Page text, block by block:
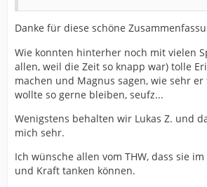
Danke für diese schöne
Wie konnten hinterher noch mit vielen
allen, weil die Zeit so knapp war) tolle
machen und Magnus sagen, wie sehr
wollte so gerne bleiben, seufz...
Wenigstens behalten wir Lukas Z. und
mich sehr.
Ich wünsche allen vom THW, dass sie
und Kraft tanken können.